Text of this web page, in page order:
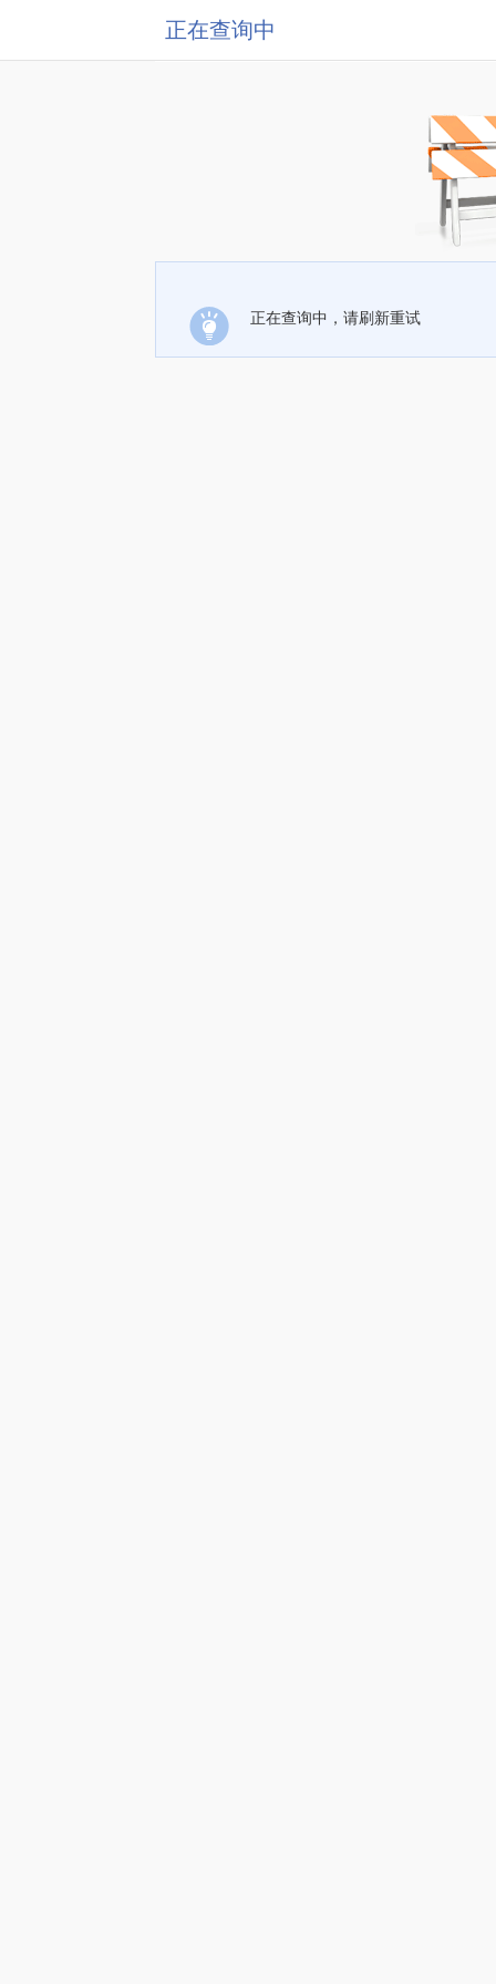
正在查询中
正在查询中，请刷新重试